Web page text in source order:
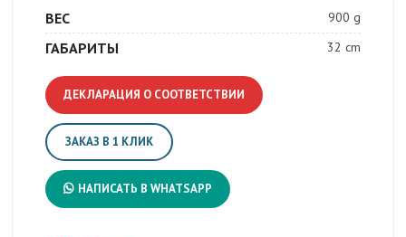
ВЕС 900 g
ГАБАРИТЫ 32 cm
ДЕКЛАРАЦИЯ О СООТВЕТСТВИИ
ЗАКАЗ В 1 КЛИК
НАПИСАТЬ В WHATSAPP